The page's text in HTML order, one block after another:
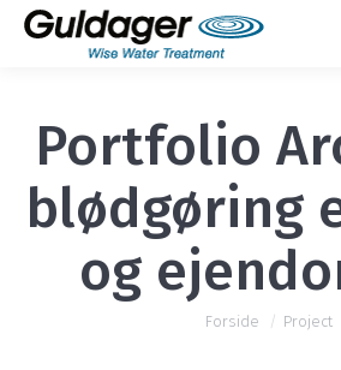
Portfolio
blødgøring
og
You are here:
Forside Project